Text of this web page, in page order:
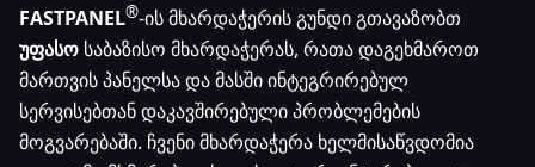
FASTPANEL®-ის მხარდაჭერის გუნდი გთავაზობთ
უფასო საბაზისო მხარდაჭერას, რათა დაგეხმაროთ
მართვის პანელსა და მასში ინტეგრირებულ
სერვისებთან დაკავშირებული პრობლემების
მოგვარებაში. ჩვენი მხარდაჭერა ხელმისაწვდომია